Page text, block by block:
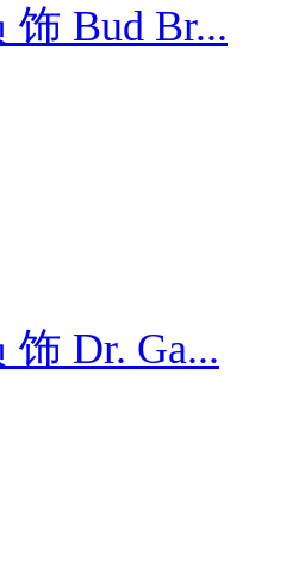
饰 Bud Br...
饰 Dr. Ga...